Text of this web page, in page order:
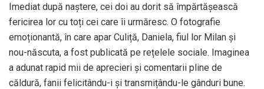
Imediat după naștere, cei doi au dorit să împărtășească
fericirea lor cu toți cei care îi urmăresc. O fotografie
emoționantă, în care apar Culiță, Daniela, fiul lor Milan și
nou-născuta, a fost publicată pe rețelele sociale. Imaginea
a adunat rapid mii de aprecieri și comentarii pline de
căldură, fanii felicitându-i și transmițându-le gânduri bune.